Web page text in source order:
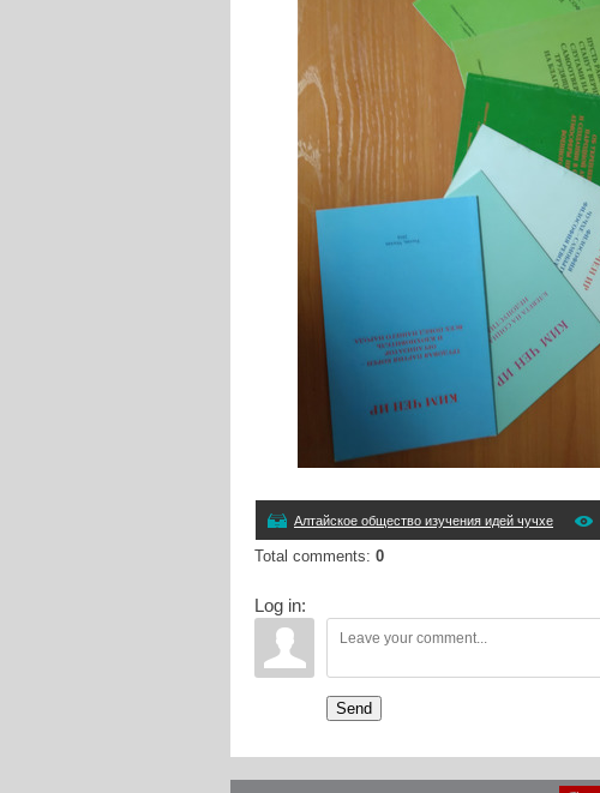
Алтайское общество изучения идей чучхе
Total comments: 0
Log in:
Send